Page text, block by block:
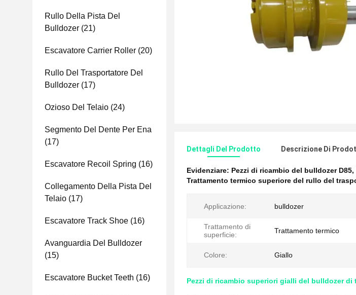
Rullo Della Pista Del
Bulldozer (21)
Escavatore Carrier Roller (20)
Rullo Del Trasportatore Del
Bulldozer (17)
Ozioso Del Telaio (24)
Segmento Del Dente Per Ena
(17)
Escavatore Recoil Spring (16)
Collegamento Della Pista Del
Telaio (17)
Escavatore Track Shoe (16)
Avanguardia Del Bulldozer
(15)
Escavatore Bucket Teeth (16)
Dettagli Del Prodotto Descrizione Di
Evidenziare: Pezzi di ricambio del bulldozer D85,
Trattamento termico superiore del rullo del
Applicazione: bulldozer
Trattamento di
superficie:
Trattamento termico
Colore: Giallo
Pezzi di ricambio superiori gialli del bulldozer